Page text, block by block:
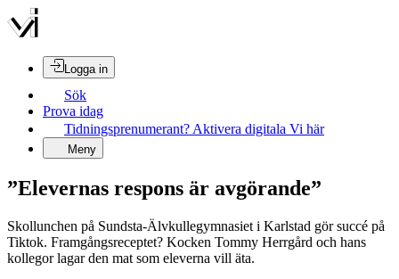
Logga in
Sök
Prova idag
Tidningsprenumerant? Aktivera digitala Vi här
Meny
”Elevernas respons är avgörande”
Skollunchen på Sundsta-Älvkullegymnasiet i Karlstad gör succé på
Tiktok. Framgångsreceptet? Kocken Tommy Herrgård och hans
kollegor lagar den mat som eleverna vill äta.